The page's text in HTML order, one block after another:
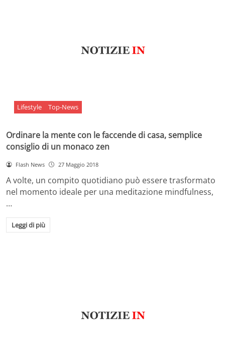
Lifestyle Top-News
Ordinare la mente con le faccende di casa, semplice
consiglio di un monaco zen
Flash News 27 Maggio 2018
A volte, un compito quotidiano può essere trasformato
nel momento ideale per una meditazione mindfulness,
…
Leggi di più